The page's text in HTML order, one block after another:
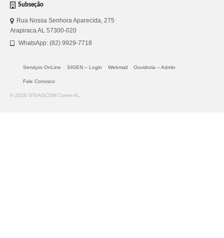
Subseção
Rua Nossa Senhora Aparecida, 275
Arapiraca AL 57300-020
WhatsApp: (82) 9929-7718
Serviços OnLine SIGEN – Login Webmail Ouvidoria – Admin
Fale Conosco
© 2026 DTI/ASCOM Coren-AL